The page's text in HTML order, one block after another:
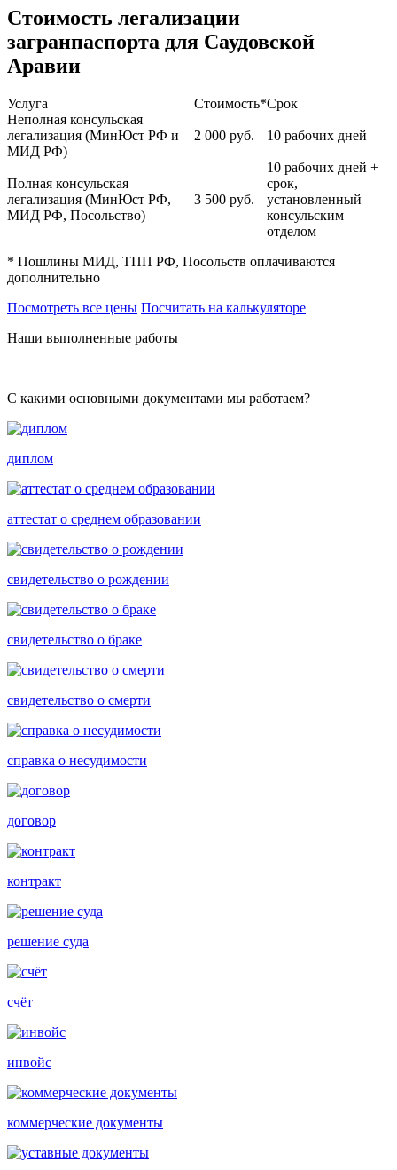
Стоимость легализации
загранпаспорта для Саудовской
Аравии
Услуга Стоимость*Срок
Неполная консульская
легализация (МинЮст РФ и
МИД РФ)
2 000 руб. 10 рабочих дней
Полная консульская
легализация (МинЮст РФ,
МИД РФ, Посольство)
3 500 руб.
10 рабочих дней +
срок,
установленный
консульским
отделом
* Пошлины МИД, ТПП РФ, Посольств оплачиваются
дополнительно
Посмотреть все цены Посчитать на калькуляторе
Наши выполненные работы
С какими основными документами мы работаем?
диплом
аттестат о среднем образовании
свидетельство о рождении
свидетельство о браке
свидетельство о смерти
справка о несудимости
договор
контракт
решение суда
счёт
инвойс
коммерческие документы